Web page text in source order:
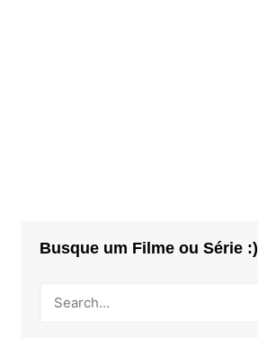
Busque um Filme ou Série :)